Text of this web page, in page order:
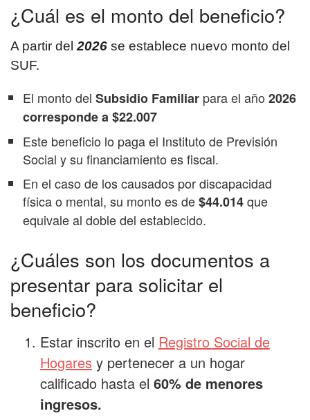
¿Cuál es el monto del beneficio?
A partir del2026 se establece nuevo monto del
SUF.
El monto del Subsidio Familiar para el año 2026
corresponde a $22.007
Este beneficio lo paga el Instituto de Previsión
Social y su financiamiento es fiscal.
En el caso de los causados por discapacidad
física o mental, su monto es de$44.014que
equivale al doble del establecido.
¿Cuáles son los documentos a
presentar para solicitar el
beneficio?
Estar inscrito en el Registro Social de
Hogares y pertenecer a un hogar
calificado hasta el 60% de menores
ingresos.